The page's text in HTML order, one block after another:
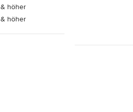
& höher
& höher